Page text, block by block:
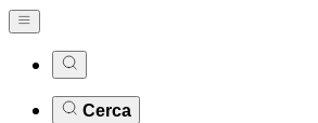
Cerca